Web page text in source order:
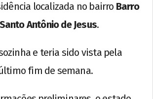
localizada no bairro Barro
Santo Antônio de Jesus.
e teria sido vista pela
fim de semana.